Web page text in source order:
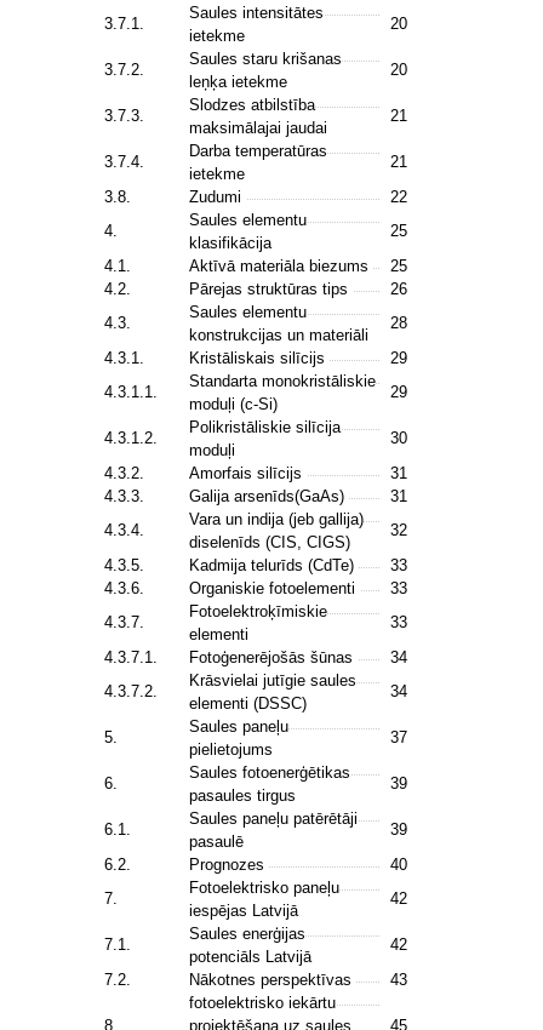
3.7.1.
Saules intensitātes
ietekme
20
3.7.2.
Saules staru krišanas
leņķa ietekme
20
3.7.3.
Slodzes atbilstība
maksimālajai jaudai
21
3.7.4.
Darba temperatūras
ietekme
21
3.8.
Zudumi
22
4.
Saules elementu
klasifikācija
25
4.1.
Aktīvā materiāla biezums
25
4.2.
Pārejas struktūras tips
26
4.3.
Saules elementu
konstrukcijas un materiāli
28
4.3.1.
Kristāliskais silīcijs
29
4.3.1.1.
Standarta monokristāliskie
moduļi (c-Si)
29
4.3.1.2.
Polikristāliskie silīcija
moduļi
30
4.3.2.
Amorfais silīcijs
31
4.3.3.
Galija arsenīds(GaAs)
31
4.3.4.
Vara un indija (jeb gallija)
diselenīds (CIS, CIGS)
32
4.3.5.
Kadmija telurīds (CdTe)
33
4.3.6.
Organiskie fotoelementi
33
4.3.7.
Fotoelektroķīmiskie
elementi
33
4.3.7.1.
Fotoģenerējošās šūnas
34
4.3.7.2.
Krāsvielai jutīgie saules
elementi (DSSC)
34
5.
Saules paneļu
pielietojums
37
6.
Saules fotoenerģētikas
pasaules tirgus
39
6.1.
Saules paneļu patērētāji
pasaulē
39
6.2.
Prognozes
40
7.
Fotoelektrisko paneļu
iespējas Latvijā
42
7.1.
Saules enerģijas
potenciāls Latvijā
42
7.2.
Nākotnes perspektīvas 43
8.
fotoelektrisko iekārtu
projektēšana uz saules
45